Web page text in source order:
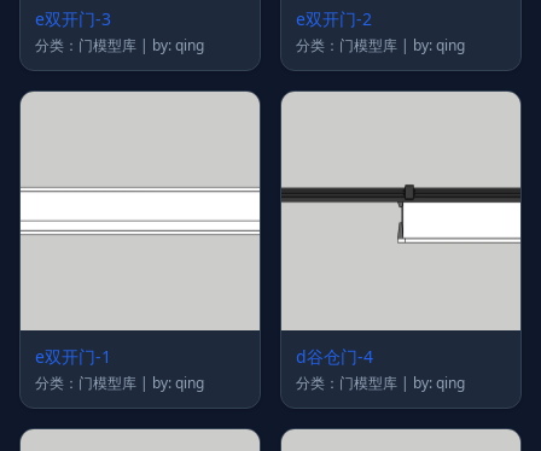
e双开门-3
分类：门模型库 | by: qing
e双开门-2
分类：门模型库 | by: qing
e双开门-1
分类：门模型库 | by: qing
d谷仓门-4
分类：门模型库 | by: qing